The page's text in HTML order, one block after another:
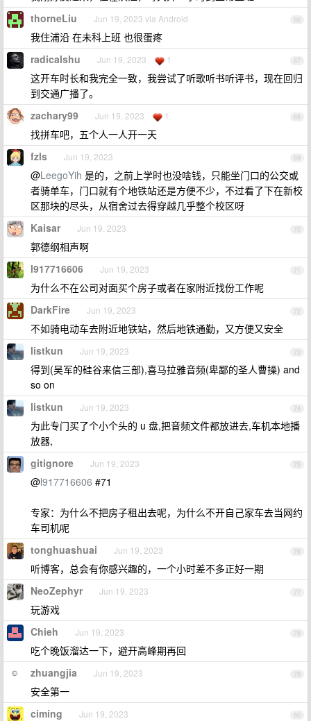
66
thorneLiu Jun 19, 2023 via Android
我住浦沿 在未科上班 也很蛋疼
67
radicalshu Jun 19, 2023 1
这开车时长和我完全一致，我尝试了听歌听书听评书，现在回归
到交通广播了。
68
zachary99 Jun 19, 2023 1
找拼车吧，五个人一人开一天
69
fzls Jun 19, 2023
@LeegoYih 是的，之前上学时也没啥钱，只能坐门口的公交或
者骑单车，门口就有个地铁站还是方便不少，不过看了下在新校
区那块的尽头，从宿舍过去得穿越几乎整个校区呀
70
Kaisar Jun 19, 2023
郭德纲相声啊
71
l917716606 Jun 19, 2023
为什么不在公司对面买个房子或者在家附近找份工作呢
72
DarkFire Jun 19, 2023
不如骑电动车去附近地铁站，然后地铁通勤，又方便又安全
73
listkun Jun 19, 2023
得到(吴军的硅谷来信三部),喜马拉雅音频(卑鄙的圣人曹操) and
so on
74
listkun Jun 19, 2023
为此专门买了个小个头的 u 盘,把音频文件都放进去,车机本地播
放器,
75
gitignore Jun 19, 2023
@l917716606 #71
专家：为什么不把房子租出去呢，为什么不开自己家车去当网约
车司机呢
76
tonghuashuai Jun 19, 2023
听博客，总会有你感兴趣的，一个小时差不多正好一期
77
NeoZephyr Jun 19, 2023
玩游戏
78
Chieh Jun 19, 2023
吃个晚饭溜达一下，避开高峰期再回
79
zhuangjia Jun 19, 2023
安全第一
80
ciming Jun 19, 2023